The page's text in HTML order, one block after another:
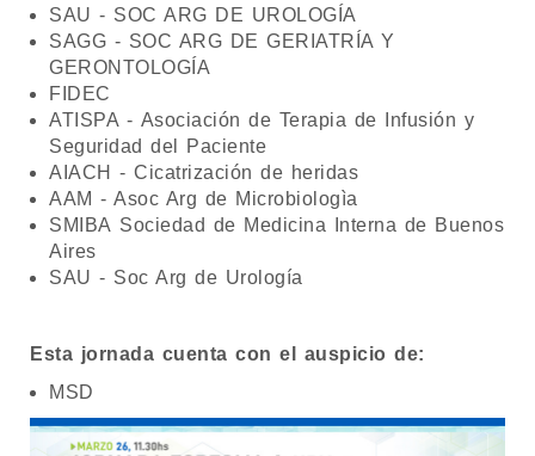
SAU - SOC ARG DE UROLOGÍA
SAGG - SOC ARG DE GERIATRÍA Y
GERONTOLOGÍA
FIDEC
ATISPA - Asociación de Terapia de Infusión y
Seguridad del Paciente
AIACH - Cicatrización de heridas
AAM - Asoc Arg de Microbiologìa
SMIBA Sociedad de Medicina Interna de Buenos
Aires
SAU - Soc Arg de Urología
Esta jornada cuenta con el auspicio de:
MSD